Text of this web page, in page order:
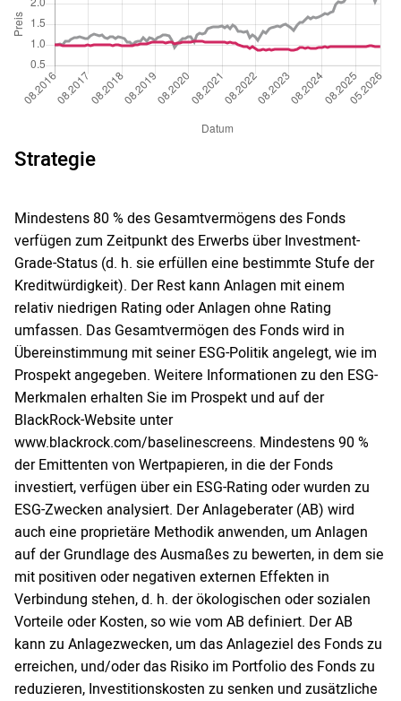
Strategie
Mindestens 80 % des Gesamtvermögens des Fonds
verfügen zum Zeitpunkt des Erwerbs über Investment-
Grade-Status (d. h. sie erfüllen eine bestimmte Stufe der
Kreditwürdigkeit). Der Rest kann Anlagen mit einem
relativ niedrigen Rating oder Anlagen ohne Rating
umfassen. Das Gesamtvermögen des Fonds wird in
Übereinstimmung mit seiner ESG-Politik angelegt, wie im
Prospekt angegeben. Weitere Informationen zu den ESG-
Merkmalen erhalten Sie im Prospekt und auf der
BlackRock-Website unter
www.blackrock.com/baselinescreens. Mindestens 90 %
der Emittenten von Wertpapieren, in die der Fonds
investiert, verfügen über ein ESG-Rating oder wurden zu
ESG-Zwecken analysiert. Der Anlageberater (AB) wird
auch eine proprietäre Methodik anwenden, um Anlagen
auf der Grundlage des Ausmaßes zu bewerten, in dem sie
mit positiven oder negativen externen Effekten in
Verbindung stehen, d. h. der ökologischen oder sozialen
Vorteile oder Kosten, so wie vom AB definiert. Der AB
kann zu Anlagezwecken, um das Anlageziel des Fonds zu
erreichen, und/oder das Risiko im Portfolio des Fonds zu
reduzieren, Investitionskosten zu senken und zusätzliche